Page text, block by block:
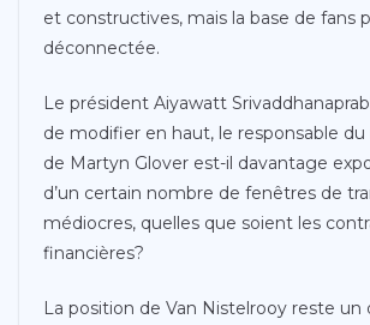
et constructives, mais la base de fans
déconnectée.
Le président Aiyawatt
de modifier en haut, le responsable
de Martyn Glover est-il davantage
d’un certain nombre de fenêtres de
médiocres, quelles que soient les
financières?
La position de Van Nistelrooy reste